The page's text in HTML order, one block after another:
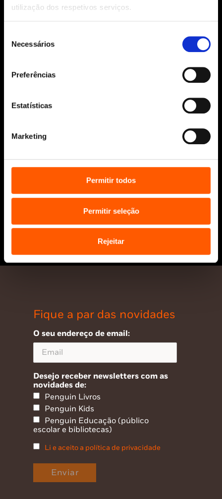
utilização dos respetivos serviços.
Necessários
Preferências
Estatísticas
Marketing
Permitir todos
Permitir seleção
Rejeitar
Desenvolvido por Make It Digital
Sobre nós
Bolsas Literárias
* Portes grátis para Portugal Continental
e Ilhas em compras superiores a 25€
Fique a par das novidades
O seu endereço de email:
Desejo receber newsletters com as
novidades de:
Penguin Livros
Penguin Kids
Penguin Educação (público
escolar e bibliotecas)
Li e aceito a política de privacidade